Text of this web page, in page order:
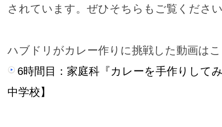
されています。ぜひそちらもご覧くださ
ハブドリがカレー作りに挑戦した動画は
6時間目：家庭科『カレーを手作りして
中学校】